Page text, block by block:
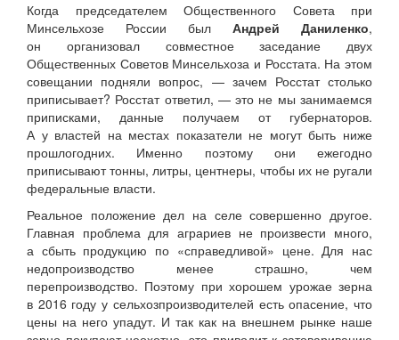
Когда председателем Общественного Совета при
Минсельхозе России был Андрей Даниленко,
он организовал совместное заседание двух
Общественных Советов Минсельхоза и Росстата. На этом
совещании подняли вопрос, — зачем Росстат столько
приписывает? Росстат ответил, — это не мы занимаемся
приписками, данные получаем от губернаторов.
А у властей на местах показатели не могут быть ниже
прошлогодних. Именно поэтому они ежегодно
приписывают тонны, литры, центнеры, чтобы их не ругали
федеральные власти.
Реальное положение дел на селе совершенно другое.
Главная проблема для аграриев не произвести много,
а сбыть продукцию по «справедливой» цене. Для нас
недопроизводство менее страшно, чем
перепроизводство. Поэтому при хорошем урожае зерна
в 2016 году у сельхозпроизводителей есть опасение, что
цены на него упадут. И так как на внешнем рынке наше